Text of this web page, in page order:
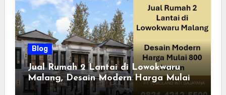
Blog
Jual Rumah 2 Lantai di Lowokwaru
Malang, Desain Modern Harga Mulai
800 Jutaan